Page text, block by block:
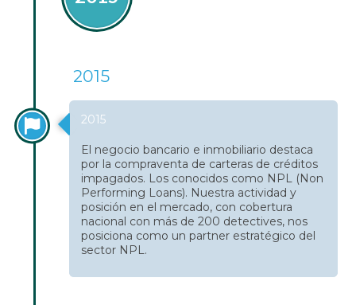
2015
2015
El negocio bancario e inmobiliario destaca
por la compraventa de carteras de créditos
impagados. Los conocidos como NPL (Non
Performing Loans). Nuestra actividad y
posición en el mercado, con cobertura
nacional con más de 200 detectives, nos
posiciona como un partner estratégico del
sector NPL.